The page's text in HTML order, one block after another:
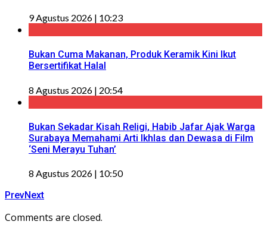
9 Agustus 2026 | 10:23
Bukan Cuma Makanan, Produk Keramik Kini Ikut
Bersertifikat Halal
8 Agustus 2026 | 20:54
Bukan Sekadar Kisah Religi, Habib Jafar Ajak Warga
Surabaya Memahami Arti Ikhlas dan Dewasa di Film
‘Seni Merayu Tuhan’
8 Agustus 2026 | 10:50
PrevNext
Comments are closed.